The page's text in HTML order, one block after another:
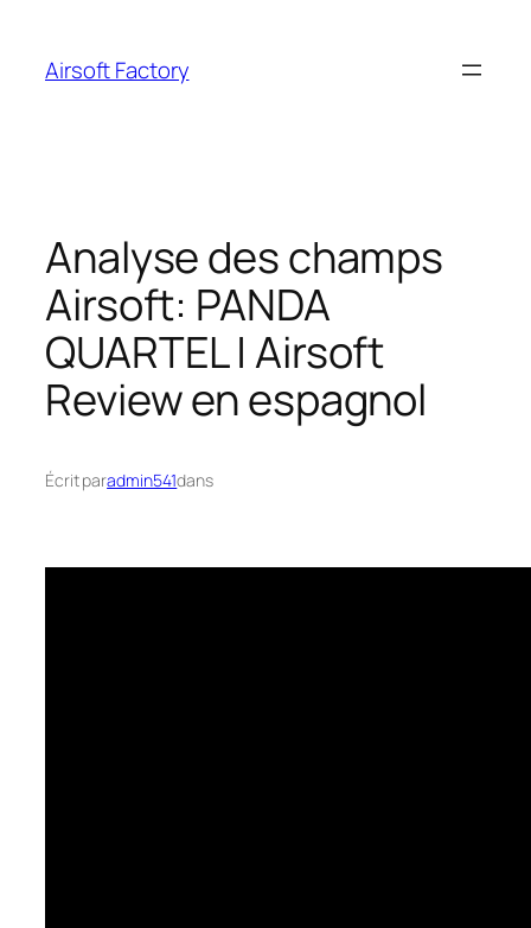
contenu
Airsoft Factory
Analyse des champs
Airsoft: PANDA
QUARTEL | Airsoft
Review en espagnol
Écrit paradmin541dans